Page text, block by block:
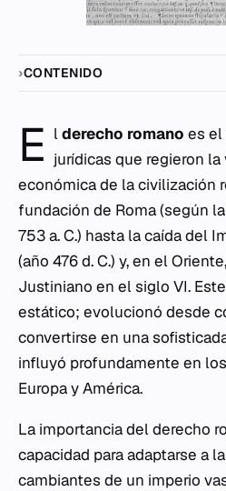
CONTENIDO
E lderecho romano es el
jurídicas que regieron
económica de la civilización
fundación de Roma (según
753 a. C.) hasta la caída del
(año 476 d. C.) y, en el
Justiniano en el siglo VI.
estático; evolucionó desde
convertirse en una
influyó profundamente en
Europa y América.
La importancia del derecho
capacidad para adaptarse a
cambiantes de un imperio